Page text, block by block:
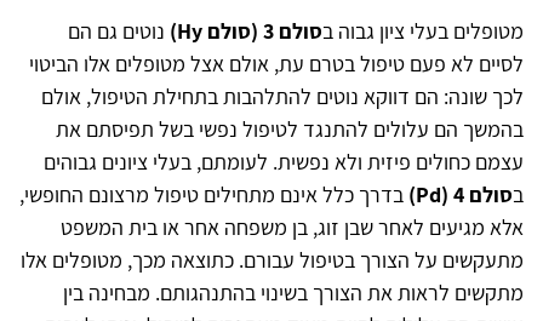
מטופלים בעלי ציון גבוה בסולם 3 (סולם Hy)
נוטים גם הם
לסיים לא פעם טיפול בטרם עת, אולם אצל מטופלים אלו הביטוי
לכך שונה: הם דווקא נוטים להתלהבות בתחילת הטיפול, אולם
בהמשך הם עלולים להתנגד לטיפול נפשי בשל תפיסתם את
עצמם כחולים פיזית ולא נפשית. לעומתם, בעלי ציונים גבוהים
בסולם 4 (Pd)
בדרך כלל אינם מתחילים טיפול מרצונם החופשי,
אלא מגיעים לאחר שבן זוג, בן משפחה אחר או בית המשפט
מתעקשים על הצורך בטיפול עבורם. כתוצאה מכך, מטופלים אלו
מתקשים לראות את הצורך בשינוי בהתנהגותם. מבחינה בין